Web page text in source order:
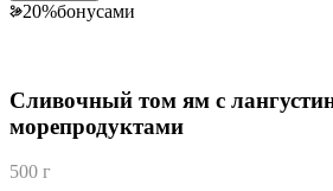
20%бонусами
Сливочный том ям с
морепродуктами
500 г